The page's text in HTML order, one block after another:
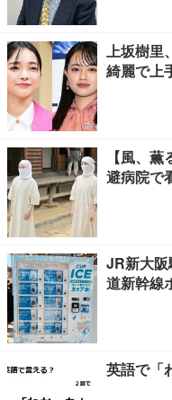
上坂樹里
綺麗で上
【風、
避病院で
JR新大
道新幹線
英語で「